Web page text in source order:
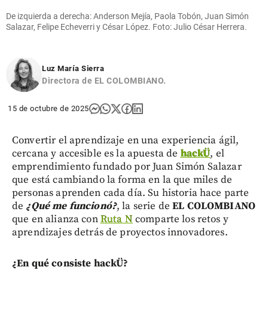
De izquierda a derecha: Anderson Mejía, Paola Tobón, Juan Simón
Salazar, Felipe Echeverri y César López. Foto: Julio César Herrera.
Luz María Sierra
Directora de EL COLOMBIANO.
15 de octubre de 2025
Convertir el aprendizaje en una experiencia ágil,
cercana y accesible es la apuesta de hackÜ, el
emprendimiento fundado por Juan Simón Salazar
que está cambiando la forma en la que miles de
personas aprenden cada día. Su historia hace parte
de ¿Qué me funcionó?, la serie deEL COLOMBIANO
que en alianza conRuta N comparte los retos y
aprendizajes detrás de proyectos innovadores.
¿En qué consiste hackÜ?